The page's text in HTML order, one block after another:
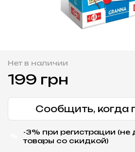
Нет в наличии
199 грн
Сообщить, когда
-3% при регистрации (не
товары со скидкой)